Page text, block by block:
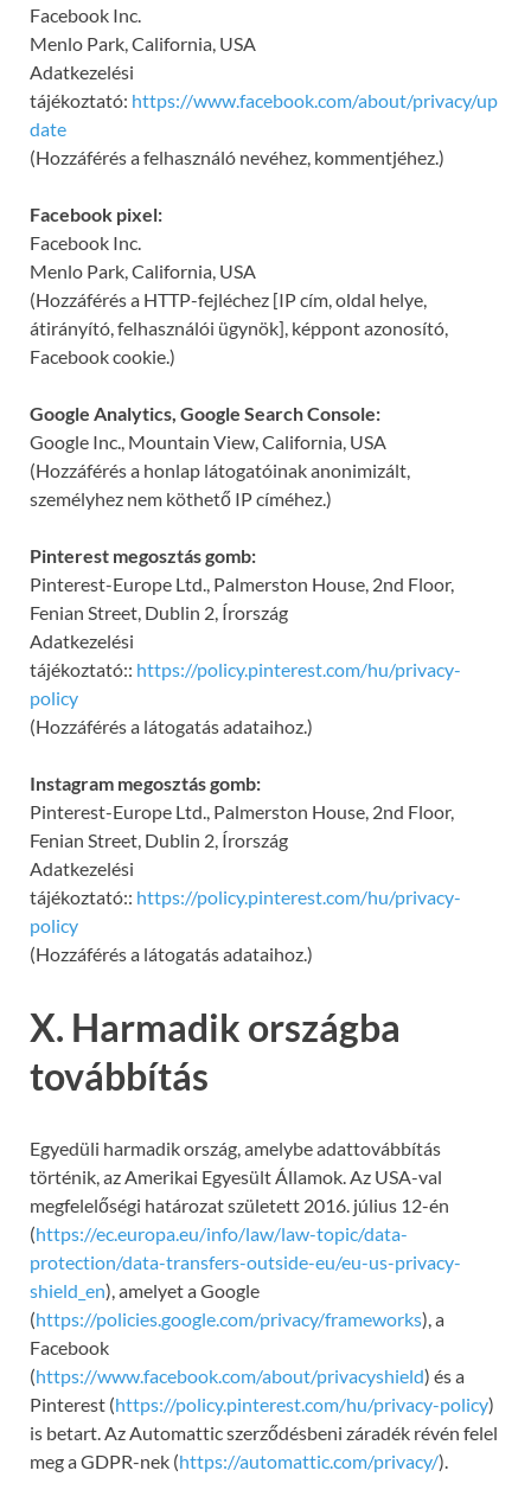
Facebook Inc.
Menlo Park, California, USA
Adatkezelési
tájékoztató: https://www.facebook.com/about/privacy/up
date
(Hozzáférés a felhasználó nevéhez, kommentjéhez.)
Facebook pixel:
Facebook Inc.
Menlo Park, California, USA
(Hozzáférés a HTTP-fejléchez [IP cím, oldal helye,
átirányító, felhasználói ügynök], képpont azonosító,
Facebook cookie.)
Google Analytics, Google Search Console:
Google Inc., Mountain View, California, USA
(Hozzáférés a honlap látogatóinak anonimizált,
személyhez nem köthető IP címéhez.)
Pinterest megosztás gomb:
Pinterest-Europe Ltd., Palmerston House, 2nd Floor,
Fenian Street, Dublin 2, Írország
Adatkezelési
tájékoztató:: https://policy.pinterest.com/hu/privacy-
policy
(Hozzáférés a látogatás adataihoz.)
Instagram megosztás gomb:
Pinterest-Europe Ltd., Palmerston House, 2nd Floor,
Fenian Street, Dublin 2, Írország
Adatkezelési
tájékoztató:: https://policy.pinterest.com/hu/privacy-
policy
(Hozzáférés a látogatás adataihoz.)
X. Harmadik országba
továbbítás
Egyedüli harmadik ország, amelybe adattovábbítás
történik, az Amerikai Egyesült Államok. Az USA-val
megfelelőségi határozat született 2016. július 12-én
(https://ec.europa.eu/info/law/law-topic/data-
protection/data-transfers-outside-eu/eu-us-privacy-
shield_en), amelyet a Google
(https://policies.google.com/privacy/frameworks), a
Facebook
(https://www.facebook.com/about/privacyshield) és a
Pinterest (https://policy.pinterest.com/hu/privacy-policy)
is betart. Az Automattic szerződésbeni záradék révén felel
meg a GDPR-nek (https://automattic.com/privacy/).